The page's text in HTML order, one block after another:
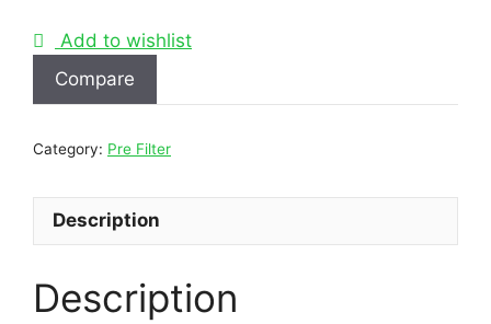
Add to wishlist
Compare
Category: Pre Filter
Description
Description